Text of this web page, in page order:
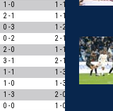
1 - 0 1 - 1
0
2 - 1 1 - 1
0 - 3 1 - 2
0 - 2 2 - 1
0
2 - 0 1 - 1
0
3 - 1 2 - 1
1
1 - 1 1 - 3
0
1 - 0 1 - 3
0
1 - 3 2 - 0
0 - 0 1 - 0